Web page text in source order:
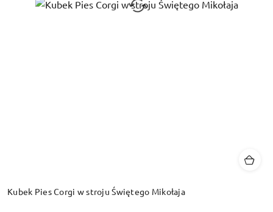
Kubek Pies Corgi w stroju Świętego Mikołaja